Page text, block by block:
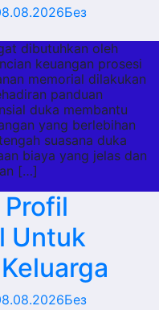
Без
dibutuhkan oleh
keuangan prosesi
memorial dilakukan
panduan
duka membantu
yang berlebihan
suasana duka
biaya yang jelas dan
[…]
Untuk
Без